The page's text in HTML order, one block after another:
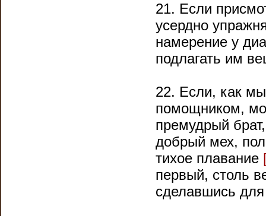
21. Если
усердно
намерение у
подлагать им
22. Если, как
помощником,
премудрый
добрый мех,
тихое плавание
первый, столь
сделавшись